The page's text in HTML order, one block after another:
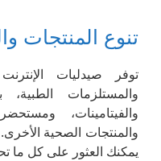
تنوع المنتجات
توفر صيدليات
والمستلزمات
والفيتامينات،
والمنتجات الصحية
يمكنك العثور على كل ما